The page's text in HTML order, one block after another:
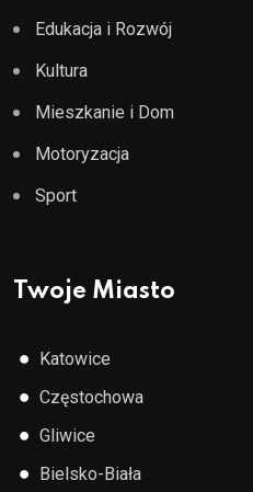
Edukacja i Rozwój
Kultura
Mieszkanie i Dom
Motoryzacja
Sport
Twoje Miasto
● Katowice
● Częstochowa
● Gliwice
● Bielsko-Biała